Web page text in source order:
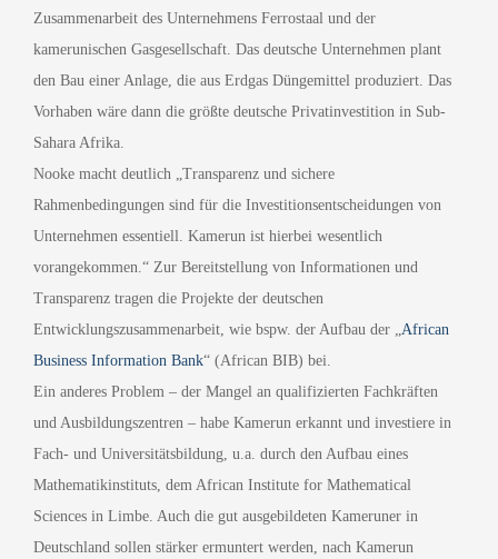
Zusammenarbeit des Unternehmens Ferrostaal und der
kamerunischen Gasgesellschaft. Das deutsche Unternehmen plant
den Bau einer Anlage, die aus Erdgas Düngemittel produziert. Das
Vorhaben wäre dann die größte deutsche Privatinvestition in Sub-
Sahara Afrika.
Nooke macht deutlich „Transparenz und sichere
Rahmenbedingungen sind für die Investitionsentscheidungen von
Unternehmen essentiell. Kamerun ist hierbei wesentlich
vorangekommen.“ Zur Bereitstellung von Informationen und
Transparenz tragen die Projekte der deutschen
Entwicklungszusammenarbeit, wie bspw. der Aufbau der „ African
Business Information Bank“ (African BIB) bei.
Ein anderes Problem – der Mangel an qualifizierten Fachkräften
und Ausbildungszentren – habe Kamerun erkannt und investiere in
Fach- und Universitätsbildung, u.a. durch den Aufbau eines
Mathematikinstituts, dem African Institute for Mathematical
Sciences in Limbe. Auch die gut ausgebildeten Kameruner in
Deutschland sollen stärker ermuntert werden, nach Kamerun